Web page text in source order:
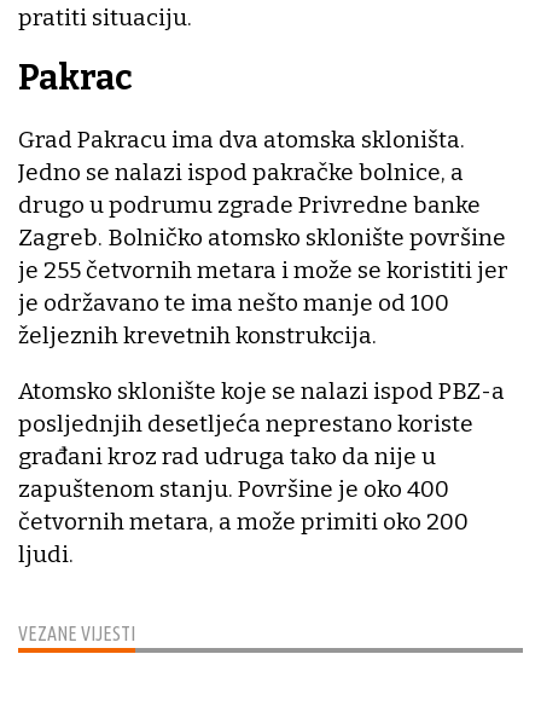
VEZANE VIJESTI
pratiti situaciju.
Pakrac
Grad Pakracu ima dva atomska skloništa.
Jedno se nalazi ispod pakračke bolnice, a
drugo u podrumu zgrade Privredne banke
Zagreb. Bolničko atomsko sklonište površine
je 255 četvornih metara i može se koristiti jer
je održavano te ima nešto manje od 100
željeznih krevetnih konstrukcija.
Atomsko sklonište koje se nalazi ispod PBZ-a
posljednjih desetljeća neprestano koriste
građani kroz rad udruga tako da nije u
zapuštenom stanju. Površine je oko 400
četvornih metara, a može primiti oko 200
ljudi.